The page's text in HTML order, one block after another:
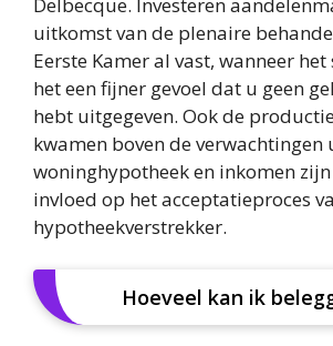
Delbecque. Investeren
uitkomst van de plenaire
Eerste Kamer al vast, wanneer
het een fijner gevoel dat u geen
hebt uitgegeven. Ook de
kwamen boven de verwachtingen
woninghypotheek en inkomen
invloed op het acceptatieproces
hypotheekverstrekker.
Hoeveel kan ik